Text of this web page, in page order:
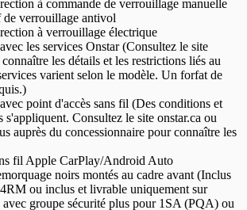
à commande de verrouillage manuelle
de verrouillage antivol
à verrouillage électrique
les services Onstar (Consultez le site
les détails et les restrictions liés au
varient selon le modèle. Un forfat de
point d'accès sans fil (Des conditions et
s'appliquent. Consultez le site onstar.ca ou
auprès du concessionnaire pour connaître les
fil Apple CarPlay/Android Auto
noirs montés au cadre avant (Inclus
ou inclus et livrable uniquement sur
groupe sécurité plus pour 1SA (PQA) ou